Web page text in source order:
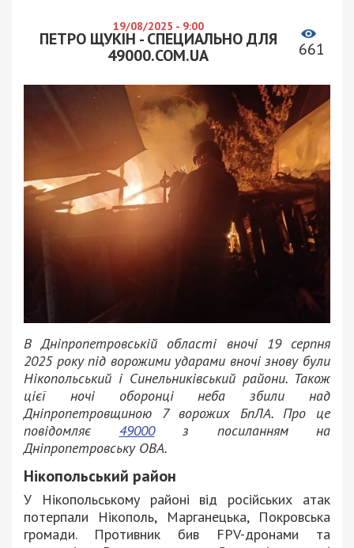
19/08/2025 - 9:00
ПЕТРО ЩУКІН - СПЕЦИАЛЬНО ДЛЯ
49000.COM.UA
661
В Дніпропетровській області вночі 19 серпня
2025 року під ворожими ударами вночі знову були
Нікопольський і Синельниківський райони. Також
цієї ночі оборонці неба збили над
Дніпропетровщиною 7 ворожих БпЛА. Про це
повідомляє 49000з посиланням на
Дніпропетровську ОВА.
Нікопольський район
У Нікопольському районі від російських атак
потерпали Нікополь, Марганецька, Покровська
громади. Противник бив FPV-дронами та